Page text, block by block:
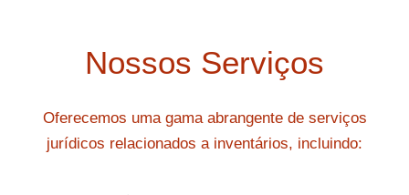
Nossos Serviços
Oferecemos uma gama abrangente de serviços
jurídicos relacionados a inventários, incluindo: